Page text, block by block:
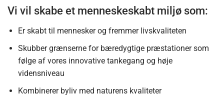
Vi vil skabe et menneskeskabt miljø som:
Er skabt til mennesker og fremmer livskvaliteten
Skubber grænserne for bæredygtige præstationer som
følge af vores innovative tankegang og høje
vidensniveau
Kombinerer byliv med naturens kvaliteter